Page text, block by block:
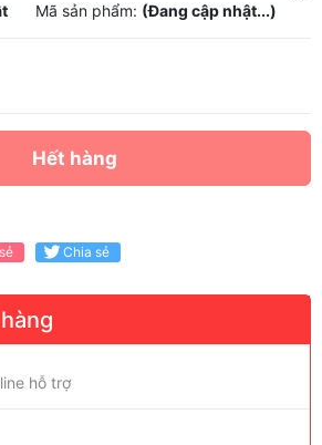
Mã sản phẩm: (Đang cập nhật...)
Hết hàng
Chia sẻ
hỗ trợ